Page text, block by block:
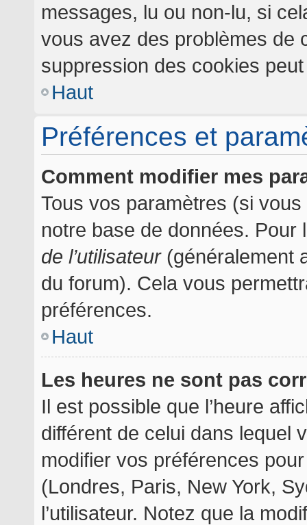
messages, lu ou non-lu, si
vous avez des problèmes de
suppression des cookies
Haut
Préférences et
Comment modifier mes
Tous vos paramètres (si
notre base de données.
de l’utilisateur(généralement
du forum). Cela vous
préférences.
Haut
Les heures ne sont pas
Il est possible que l’heure
différent de celui dans lequel
modifier vos préférences
(Londres, Paris, New York,
l’utilisateur. Notez que la